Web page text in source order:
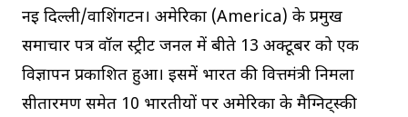
नई दिल्ली/वाशिंगटन। अमेरिका (America) के प्रमुख
समाचार पत्र वॉल स्ट्रीट जर्नल में बीते 13 अक्टूबर को एक
विज्ञापन प्रकाशित हुआ। इसमें भारत की वित्तमंत्री निर्मला
सीतारमण समेत 10 भारतीयों पर अमेरिका के मैग्निट्स्की